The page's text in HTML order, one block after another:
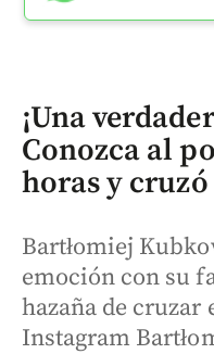
¡Una
Conozca al
horas y
Bartłomiej
emoción con su
hazaña de cruzar
Instagram